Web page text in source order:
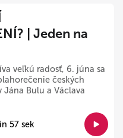
| Jeden na
veľkú radosť, 6. júna sa
českých
Bulu a Václava
57 sek